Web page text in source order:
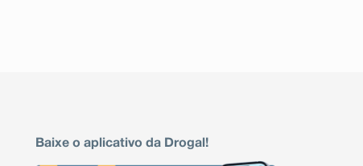
Baixe o aplicativo da Drogal!